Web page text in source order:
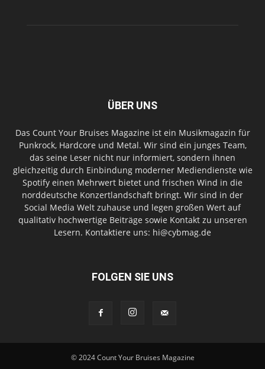
ÜBER UNS
Das Count Your Bruises Magazine ist ein Musikmagazin für
Punkrock, Hardcore und Metal. Wir sind ein junges Team,
das seine Leser nicht nur informiert, sondern ihnen
gleichzeitig durch Einbindung moderner Mediendienste wie
Spotify einen Mehrwert bietet und frischen Wind in die
norddeutsche Konzertlandschaft bringt. Wir sind in der
Social Media Welt zuhause und legen großen Wert auf
qualitativ hochwertige Beiträge sowie Kontakt zu unseren
Lesern. Kontaktiere uns: hi@cybmag.de
FOLGEN SIE UNS
© 2024 Count Your Bruises Magazine